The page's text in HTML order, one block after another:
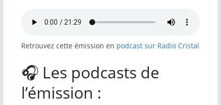
Retrouvez cette émission en podcast sur Radio Cristal
🎧 Les podcasts de
l’émission :